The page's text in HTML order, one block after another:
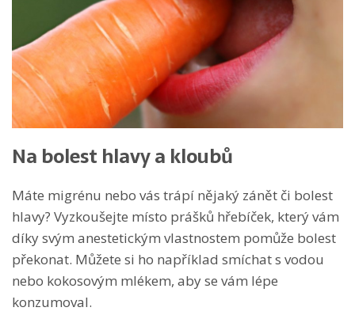
Na bolest hlavy a kloubů
Máte migrénu nebo vás trápí nějaký zánět či bolest
hlavy? Vyzkoušejte místo prášků hřebíček, který vám
díky svým anestetickým vlastnostem pomůže bolest
překonat. Můžete si ho například smíchat s vodou
nebo kokosovým mlékem, aby se vám lépe
konzumoval.